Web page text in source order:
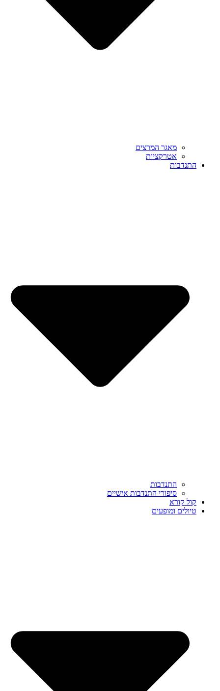
מאגר המרצים
אטרקציות
התנדבות
התנדבות
סיפורי התנדבות אישיים
קול קורא
טיולים ומופעים